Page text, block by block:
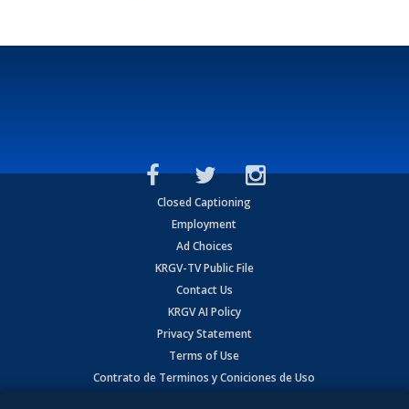
Closed Captioning
Employment
Ad Choices
KRGV-TV Public File
Contact Us
KRGV AI Policy
Privacy Statement
Terms of Use
Contrato de Terminos y Coniciones de Uso